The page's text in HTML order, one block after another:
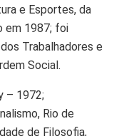
e Esportes, da
em 1987; foi
Trabalhadores e
Social.
– 1972;
Rio de
de Filosofia,